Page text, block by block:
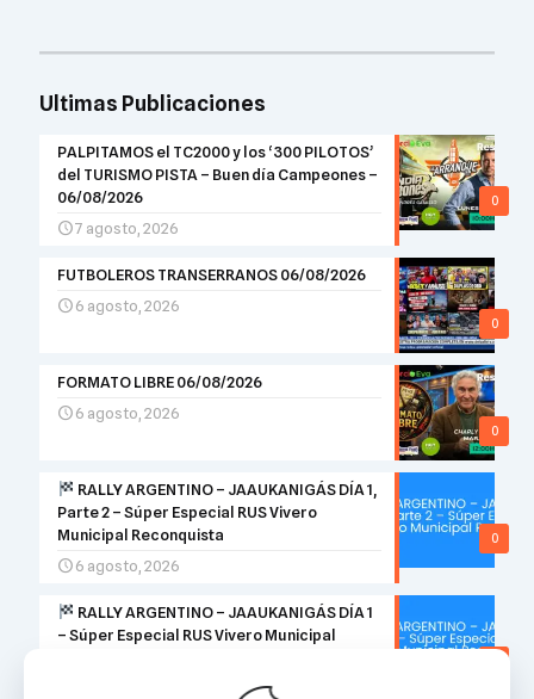
Ultimas Publicaciones
0
PALPITAMOS el TC2000 y los ‘300 PILOTOS’
del TURISMO PISTA – Buen día Campeones –
06/08/2026
7 agosto, 2026
0
FUTBOLEROS TRANSERRANOS 06/08/2026
6 agosto, 2026
0
FORMATO LIBRE 06/08/2026
6 agosto, 2026
0
RALLY ARGENTINO – JAAUKANIGÁS DÍA 1,
Parte 2 – Súper Especial RUS Vivero
Municipal Reconquista
6 agosto, 2026
RALLY ARGENTINO – JAAUKANIGÁS DÍA 1
– Súper Especial RUS Vivero Municipal